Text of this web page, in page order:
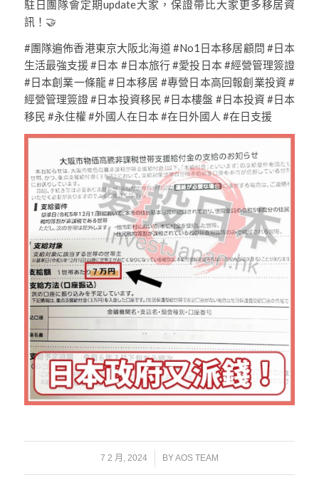
駐日團隊會定期update大家，保證帶比大家更多移居資
訊！🤝
#團隊遍佈香港東京大阪北海道 #No1日本移居顧問 #日本
生活最強支援 #日本 #日本旅行 #愛投日本 #經營管理簽證
#日本創業一條龍 #日本移居 #專營日本高回報創業投資 #
經營管理簽證​ #日本投資移民 #日本樓盤 #日本投資 #日本
移民 #永住權 #外國人在日本 #在日外國人 #在日支援
7 2 月, 2024
/ BYAOS TEAM